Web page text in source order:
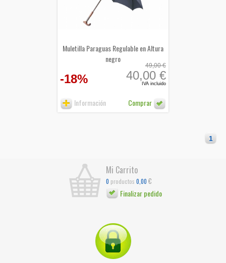
-18% 40,00 €
IVA incluido
49,00 €
Información Comprar
Muletilla Paraguas Regulable en Altura
negro
1
Mi Carrito
0 productos 0,00 €
Finalizar pedido